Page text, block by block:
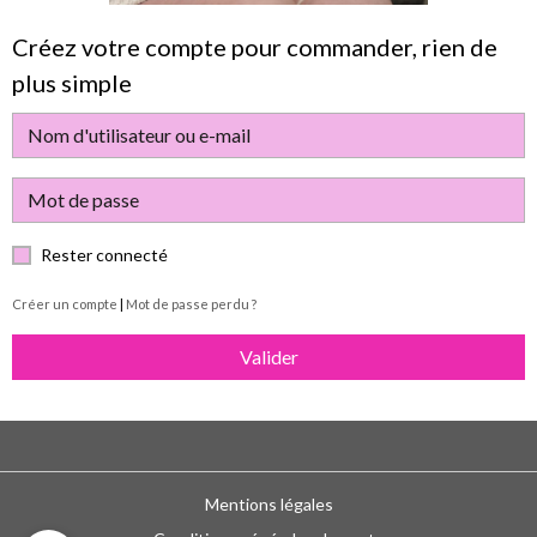
Créez votre compte pour commander, rien de
plus simple
Rester connecté
Créer un compte | Mot de passe perdu ?
Valider
Mentions légales